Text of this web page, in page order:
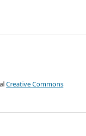
Creative Commons